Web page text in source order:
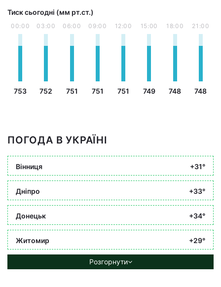
Тиск сьогодні (мм рт.ст.)
00:00
753
03:00
752
06:00
751
09:00
751
12:00
751
15:00
749
18:00
748
21:00
748
ПОГОДА В УКРАЇНІ
Вінниця +31°
Дніпро +33°
Донецьк +34°
Житомир +29°
Розгорнути